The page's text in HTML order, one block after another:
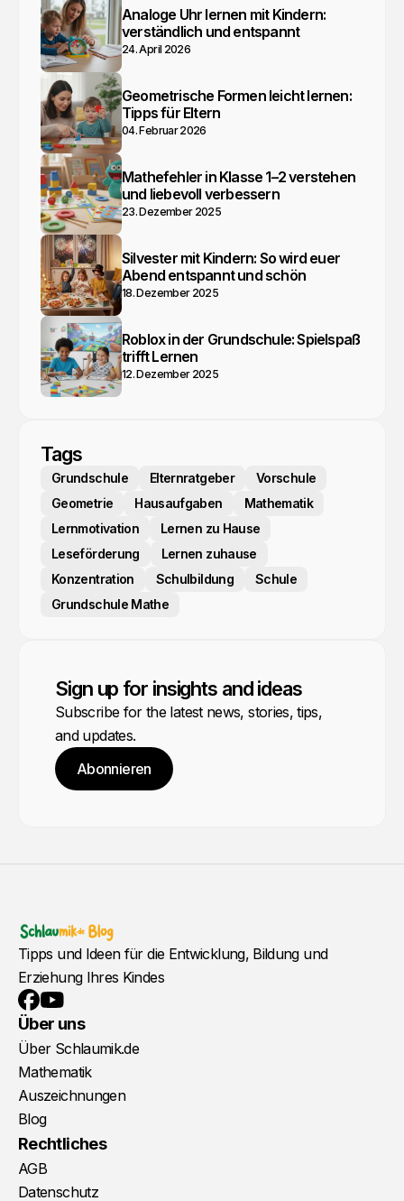
Analoge Uhr lernen mit Kindern:
verständlich und entspannt
24. April 2026
Geometrische Formen leicht lernen:
Tipps für Eltern
04. Februar 2026
Mathefehler in Klasse 1–2 verstehen
und liebevoll verbessern
23. Dezember 2025
Silvester mit Kindern: So wird euer
Abend entspannt und schön
18. Dezember 2025
Roblox in der Grundschule: Spielspaß
trifft Lernen
12. Dezember 2025
Tags
Grundschule Elternratgeber
Vorschule
Geometrie
Hausaufgaben
Mathematik
Lernmotivation
Lernen zu Hause
Leseförderung
Lernen zuhause
Konzentration
Schulbildung
Schule
Grundschule Mathe
Sign up for insights and ideas
Subscribe for the latest news, stories, tips,
and updates.
Abonnieren
Tipps und Ideen für die Entwicklung, Bildung und
Erziehung Ihres Kindes
Facebook
YouTube
Über uns
Über Schlaumik.de
Mathematik
Auszeichnungen
Blog
Rechtliches
AGB
Datenschutz